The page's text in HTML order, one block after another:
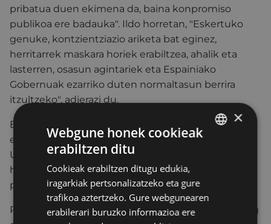
pribatua duen ekimena da, baina konpromiso
publikoa ere badauka". Ildo horretan, "Eskertuko
genuke, kontzientziazio ariketa bat eginez,
herritarrek maskara horiek erabiltzea, ahalik eta
lasterren, osasun agintariek eta Espainiako
Gobernuak ezarriko duten normaltasun berrira
itzultzeko", adierazi du.
Bestalde, Carlos Abad Urkotronikeko gerenteak
esan duenez, "Ekimen honen aurrean, Eibarko
Udalak jarrera eredugarria erakutsi du, uneoro
herritar guztiengan eta eibartar guztien osasunean
pentsatuz".
Proiektu hau Urkotronik, Azkoyen eta Larrevending
×
Webgune honek cookieak
erabiltzen ditu
Cookieak erabiltzen ditugu edukia,
iragarkiak pertsonalizatzeko eta gure
trafikoa aztertzeko. Gure webgunearen
erabilerari buruzko informazioa ere